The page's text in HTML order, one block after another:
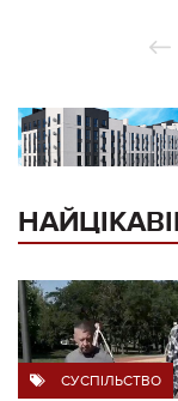
СУСПІЛЬСТВО